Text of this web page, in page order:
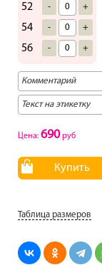
52 - +
54 - +
56 - +
Цена: 690руб
Купить
Таблица размеров